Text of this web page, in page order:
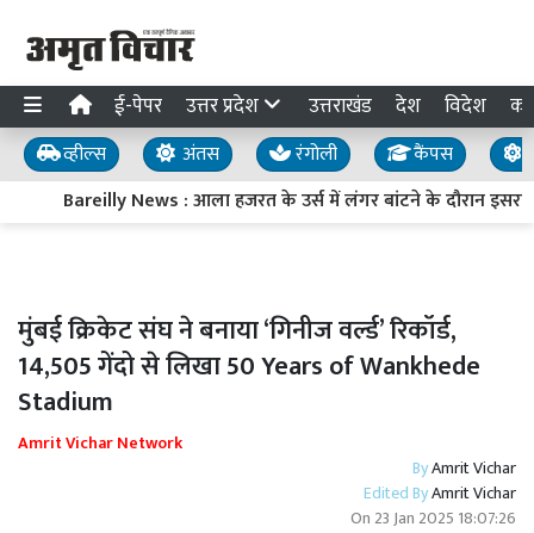
ई-पेपर उत्तर प्रदेश उत्तराखंड देश विदेश
व्हील्स अंतस रंगोली कैंपस
Bareilly News : आला हजरत के उर्स में लंगर बांटने के दौरान इसरार
मुंबई क्रिकेट संघ ने बनाया ‘गिनीज वर्ल्ड’ रिकॉर्ड,
14,505 गेंदो से लिखा 50 Years of Wankhede
Stadium
Amrit Vichar Network
ByAmrit Vichar
Edited ByAmrit Vichar
On 23 Jan 2025 18:07:26